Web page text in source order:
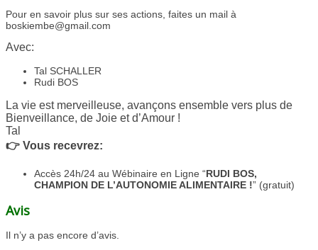
Pour en savoir plus sur ses actions, faites un mail à
boskiembe@gmail.com
Avec:
Tal SCHALLER
Rudi BOS
La vie est merveilleuse, avançons ensemble vers plus de
Bienveillance, de Joie et d’Amour !
Tal
👉 Vous recevrez:
Accès 24h/24 au Wébinaire en Ligne “RUDI BOS,
CHAMPION DE L’AUTONOMIE ALIMENTAIRE !” (gratuit)
Avis
Il n’y a pas encore d’avis.